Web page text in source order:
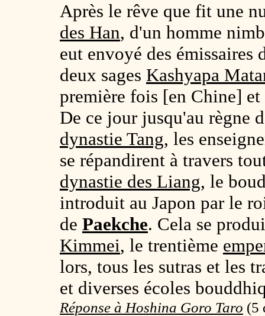
Après le rêve que fit une
des Han, d'un homme
eut envoyé des
deux sages Kashyapa
première fois [en Chine]
De ce jour jusqu'au règne
dynastie Tang, les
se répandirent à travers
dynastie des Liang, le
introduit au Japon par le
de Paekche. Cela se
Kimmei, le trentième
lors, tous les sutras et les
et diverses écoles
Réponse à Hoshina Goro Taro (5